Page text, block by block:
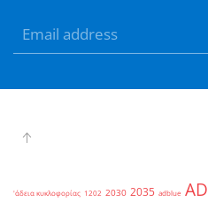
'άδεια κυκλοφορίας 1202 2030 2035 adblue